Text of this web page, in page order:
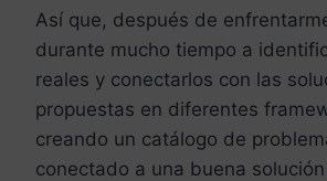
Así que, después de
durante mucho tiempo a
reales y conectarlos con las
propuestas en diferentes
creando un catálogo de
conectado a una buena